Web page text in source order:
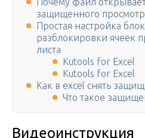
защищенного
Простая настройка
разблокировки ячеек
листа
Kutools for Excel
Kutools for Excel
Как в excel снять
Что такое
Видеоинструкция